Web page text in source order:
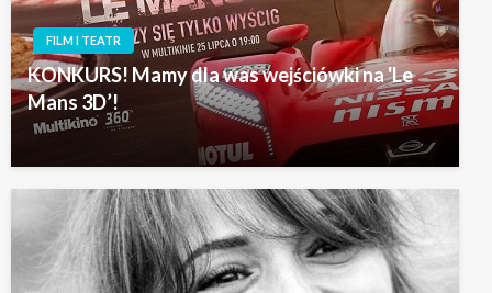
FILM I TEATR
KONKURS! Mamy dla was wejściówki na 'Le
Mans 3D’!